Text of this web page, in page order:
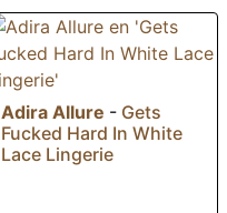
Adira Allure - Gets
Fucked Hard In White
Lace Lingerie